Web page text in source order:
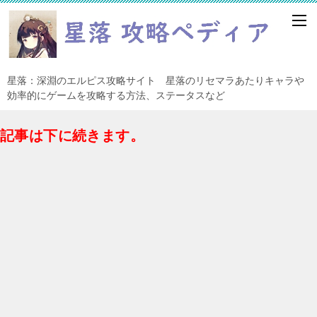
星落：深淵のエルピス攻略サイト 星落のリセマラあたりキャラや
効率的にゲームを攻略する方法、ステータスなど
記事は下に続きます。